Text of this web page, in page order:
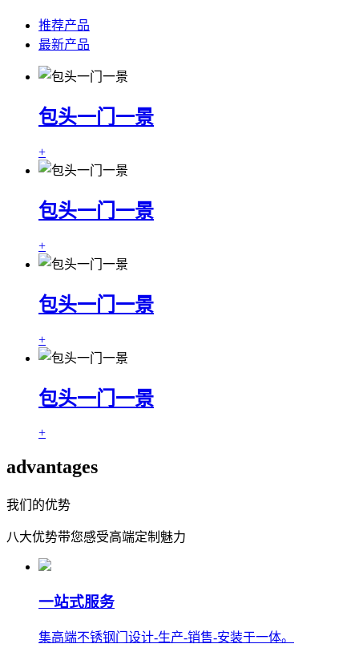
推荐产品
最新产品
包头一门一景
+
包头一门一景
+
包头一门一景
+
包头一门一景
+
advantages
我们的优势
八大优势带您感受高端定制魅力
一站式服务
集高端不锈钢门设计-生产-销售-安装于一体。